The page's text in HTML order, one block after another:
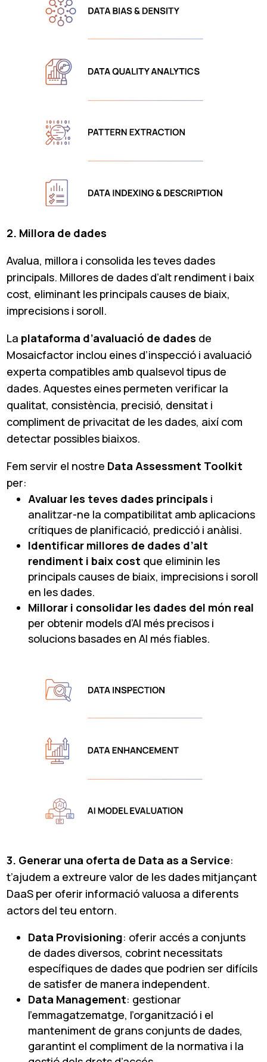
2. Millora de dades
Avalua, millora i consolida les teves dades
principals. Millores de dades d’alt rendiment i baix
cost, eliminant les principals causes de biaix,
imprecisions i soroll.
La plataforma d’avaluació de dades de
Mosaicfactor inclou eines d’inspecció i avaluació
experta compatibles amb qualsevol tipus de
dades. Aquestes eines permeten verificar la
qualitat, consistència, precisió, densitat i
compliment de privacitat de les dades, així com
detectar possibles biaixos.
Fem servir el nostre Data Assessment Toolkit
per:
Avaluar les teves dades principals i
analitzar-ne la compatibilitat amb aplicacions
crítiques de planificació, predicció i anàlisi.
Identificar millores de dades d’alt
rendiment i baix cost que eliminin les
principals causes de biaix, imprecisions i soroll
en les dades.
Millorar i consolidar les dades del món real
per obtenir models d’AI més precisos i
solucions basades en AI més fiables.
3. Generar una oferta de Data as a Service:
t’ajudem a extreure valor de les dades mitjançant
DaaS per oferir informació valuosa a diferents
actors del teu entorn.
Data Provisioning: oferir accés a conjunts
de dades diversos, cobrint necessitats
específiques de dades que podrien ser difícils
de satisfer de manera independent.
Data Management: gestionar
l’emmagatzematge, l’organització i el
manteniment de grans conjunts de dades,
garantint el compliment de la normativa i la